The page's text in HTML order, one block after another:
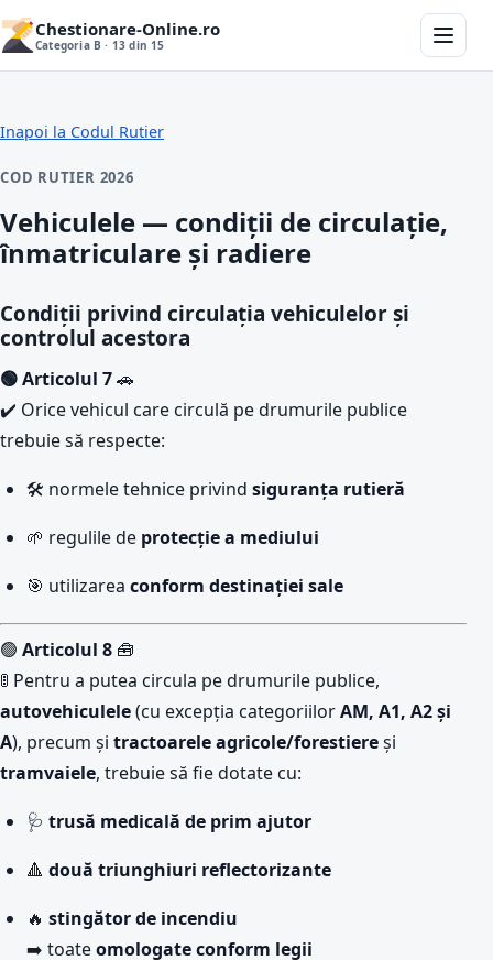
Chestionare-Online.ro
Categoria B · 13 din 15
Inapoi la Codul Rutier
COD RUTIER 2026
Vehiculele — condiții de circulație,
înmatriculare și radiere
Condiții privind circulația vehiculelor și
controlul acestora
🟢 Articolul 7🚗
✔️ Orice vehicul care circulă pe drumurile publice
trebuie să respecte:
🛠️ normele tehnice privind siguranța rutieră
🌱 regulile de protecție a mediului
🎯 utilizarea conform destinației sale
🟢 Articolul 8 🧰
🚦 Pentru a putea circula pe drumurile publice,
autovehiculele(cu excepția categoriilorAM, A1, A2 și
A), precum și tractoarele agricole/forestiereși
tramvaiele, trebuie să fie dotate cu:
🩺 trusă medicală de prim ajutor
🔺 două triunghiuri reflectorizante
🔥 stingător de incendiu
➡️ toateomologate conform legii